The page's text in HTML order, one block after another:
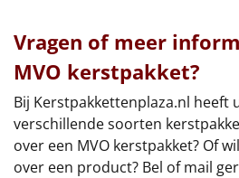
Vragen of meer
MVO kerstpakket?
Bij Kerstpakkettenplaza.nl heeft
verschillende soorten
over een MVO kerstpakket? Of
over een product? Bel of mail